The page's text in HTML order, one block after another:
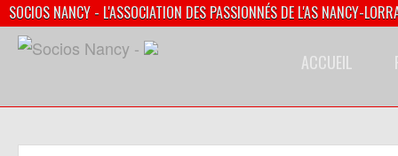
SOCIOS NANCY - L'ASSOCIATION DES PASSIONNÉS DE L'AS NANCY-
ACCUEIL